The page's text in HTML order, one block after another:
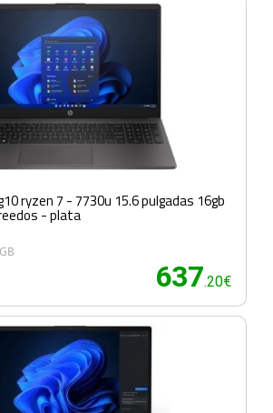
ryzen 7 - 7730u 15.6 pulgadas 16gb
- SSD 512gb - freedos - plata
637.20€